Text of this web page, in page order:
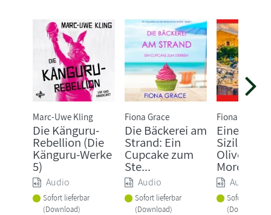
Marc-Uwe Kling
Die Känguru-
Rebellion (Die
Känguru-Werke
5)
Audio
Sofort lieferbar
(Download)
Fiona Grace
Die Bäckerei am
Strand: Ein
Cupcake zum
Ste...
Audio
Sofort lieferbar
(Download)
Fiona Grace
Eine Villa
Sizilien:
Olivenöl
Mord (...
Audio
Sofort
(Download)